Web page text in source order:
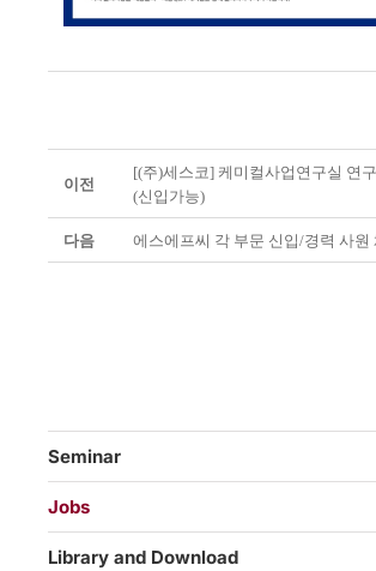
이전
[(주)세스코] 케미컬사업연구실 연
(신입가능)
다음 에스에프씨 각 부문 신입/경력 사원
Seminar
Jobs
Library and Download